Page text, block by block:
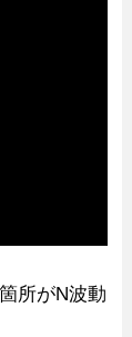
所がN波動